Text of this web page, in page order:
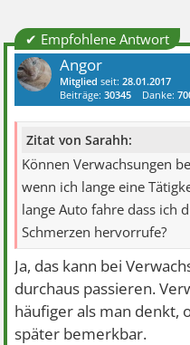
✔ Empfohlene Antwort
Angor
Mitglied seit:28.01.2017
Beiträge:30345 Danke:
Zitat von Sarahh:
Können Verwachsungen
wenn ich lange eine
lange Auto fahre dass ich
Schmerzen hervorrufe?
Ja, das kann bei
durchaus passieren.
häufiger als man denkt,
später bemerkbar.